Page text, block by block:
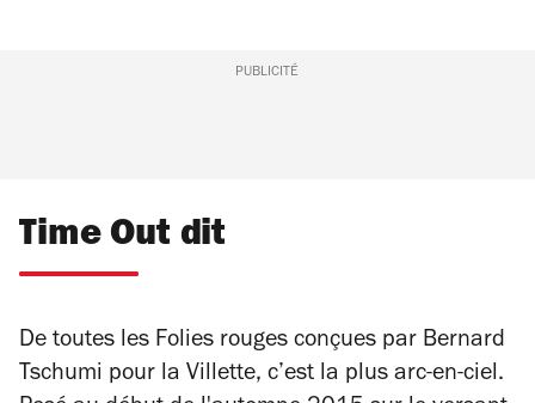
PUBLICITÉ
Time Out dit
De toutes les Folies rouges conçues par Bernard
Tschumi pour la Villette, c’est la plus arc-en-ciel.